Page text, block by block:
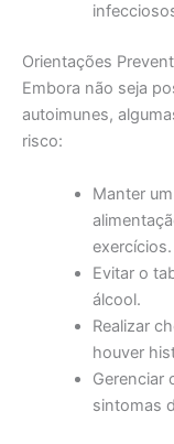
Orientações
Embora não seja
autoimunes,
risco:
Manter
exercícios.
Evitar o
álcool.
Realizar
houver
Gerenciar
sintomas